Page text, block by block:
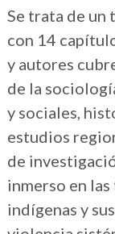
Se trata de un
con 14
y autores
de la
y sociales,
estudios
de
inmerso en
indígenas y